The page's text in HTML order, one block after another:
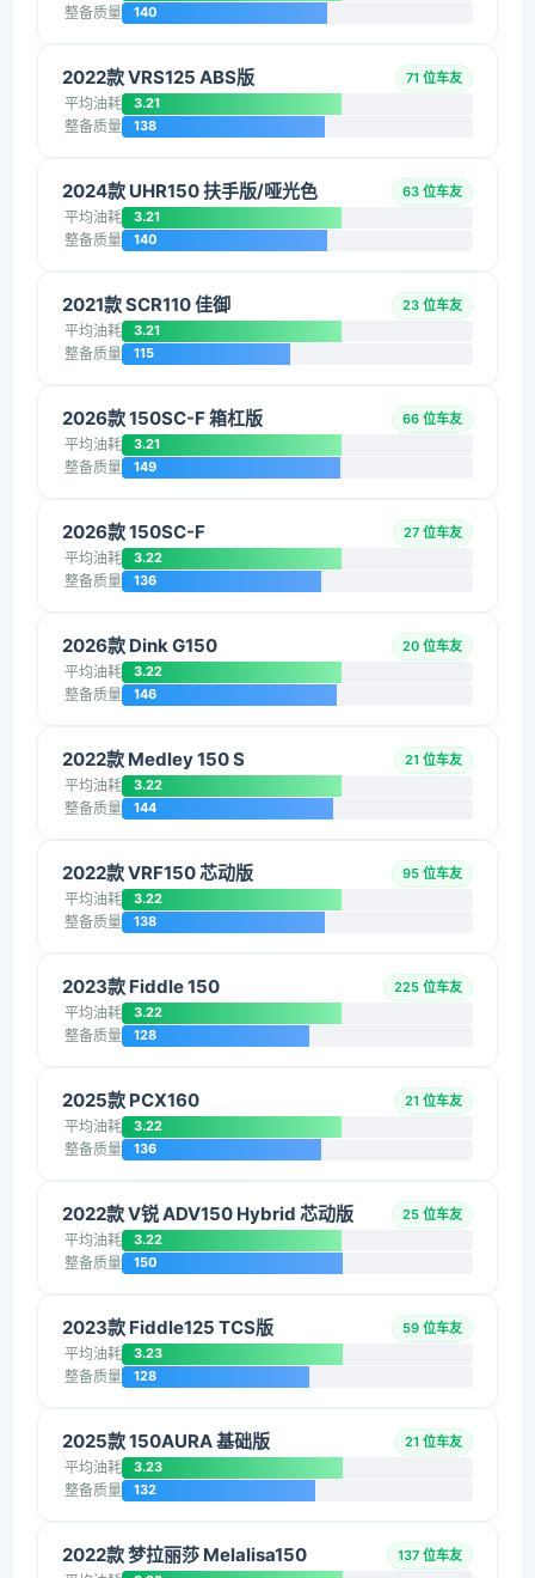
整备质量 140
2022款 VRS125 ABS版 71 位车友
平均油耗 3.21
整备质量 138
2024款 UHR150 扶手版/哑光色 63 位车友
平均油耗 3.21
整备质量 140
2021款 SCR110 佳御 23 位车友
平均油耗 3.21
整备质量 115
2026款 150SC-F 箱杠版 66 位车友
平均油耗 3.21
整备质量 149
2026款 150SC-F 27 位车友
平均油耗 3.22
整备质量 136
2026款 Dink G150 20 位车友
平均油耗 3.22
整备质量 146
2022款 Medley 150 S 21 位车友
平均油耗 3.22
整备质量 144
2022款 VRF150 芯动版 95 位车友
平均油耗 3.22
整备质量 138
2023款 Fiddle 150 225 位车友
平均油耗 3.22
整备质量 128
2025款 PCX160 21 位车友
平均油耗 3.22
整备质量 136
2022款 V锐 ADV150 Hybrid 芯动版 25 位车友
平均油耗 3.22
整备质量 150
2023款 Fiddle125 TCS版 59 位车友
平均油耗 3.23
整备质量 128
2025款 150AURA 基础版 21 位车友
平均油耗 3.23
整备质量 132
2022款 梦拉丽莎 Melalisa150 137 位车友